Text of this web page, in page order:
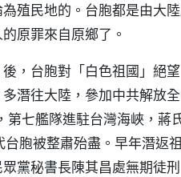
殖民地的。台胞都是由大
原罪來自原鄉了。
，台胞對「白色祖國」絕
多潛往大陸，參加中共解放
七艦隊進駐台灣海峽，蔣
胞被整肅殆盡。早年潛返
黨秘書長陳其昌處無期徒